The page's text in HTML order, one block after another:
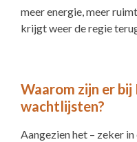
meer energie, meer
krijgt weer de regie
Waarom zijn er
wachtlijsten?
Aangezien het – zeker